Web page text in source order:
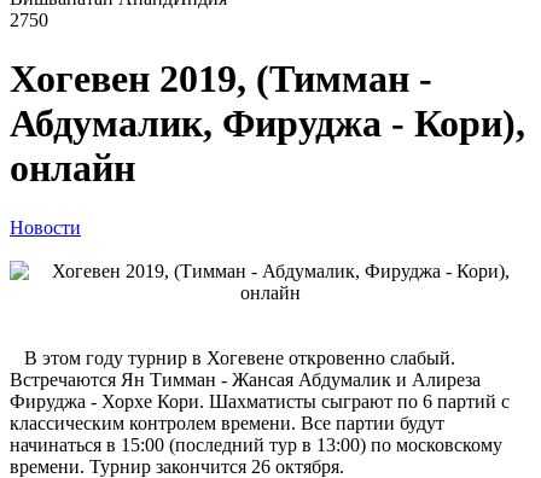
2750
Хогевен 2019, (Тимман -
Абдумалик, Фируджа - Кори),
онлайн
Новости
В этом году турнир в Хогевене откровенно слабый.
Встречаются Ян Тимман - Жансая Абдумалик и Алиреза
Фируджа - Хорхе Кори. Шахматисты сыграют по 6 партий с
классическим контролем времени. Все партии будут
начинаться в 15:00 (последний тур в 13:00) по московскому
времени. Турнир закончится 26 октября.